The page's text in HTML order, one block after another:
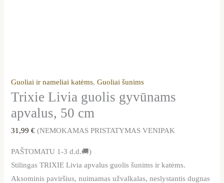
Guoliai ir nameliai katėms,Guoliai šunims
Trixie Livia guolis gyvūnams
apvalus, 50 cm
31,99€ (NEMOKAMAS PRISTATYMAS VENIPAK
PAŠTOMATU 1-3 d.d.🚚)
Stilingas TRIXIE Livia apvalus guolis šunims ir katėms.
Aksominis paviršius, nuimamas užvalkalas, neslystantis dugnas